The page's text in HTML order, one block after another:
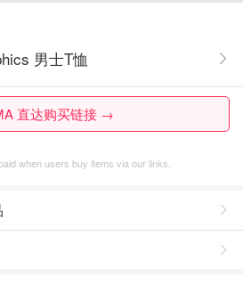
男士T恤
直达购买链接 →
when users buy items via our links.